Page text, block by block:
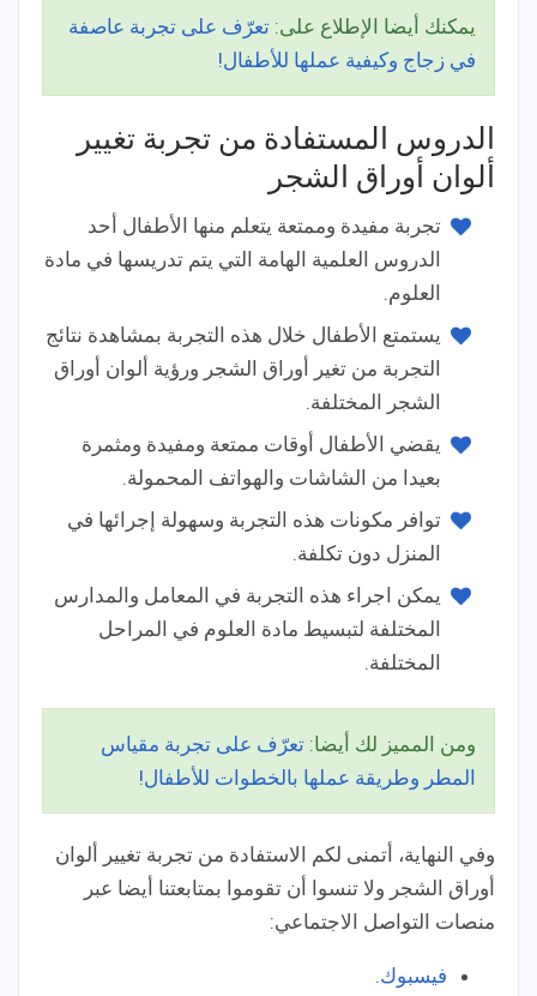
يمكنك أيضا الإطلاع على: تعرّف على تجربة عاصفة
في زجاج وكيفية عملها للأطفال!
الدروس المستفادة من تجربة تغيير
ألوان أوراق الشجر
تجربة مفيدة وممتعة يتعلم منها الأطفال أحد
الدروس العلمية الهامة التي يتم تدريسها في مادة
العلوم.
يستمتع الأطفال خلال هذه التجربة بمشاهدة نتائج
التجربة من تغير أوراق الشجر ورؤية ألوان أوراق
الشجر المختلفة.
يقضي الأطفال أوقات ممتعة ومفيدة ومثمرة
بعيدا من الشاشات والهواتف المحمولة.
توافر مكونات هذه التجربة وسهولة إجرائها في
المنزل دون تكلفة.
يمكن اجراء هذه التجربة في المعامل والمدارس
المختلفة لتبسيط مادة العلوم في المراحل
المختلفة.
ومن المميز لك أيضا: تعرّف على تجربة مقياس
المطر وطريقة عملها بالخطوات للأطفال!
وفي النهاية، أتمنى لكم الاستفادة من تجربة تغيير ألوان
أوراق الشجر ولا تنسوا أن تقوموا بمتابعتنا أيضا عبر
منصات التواصل الاجتماعي:
فيسبوك.